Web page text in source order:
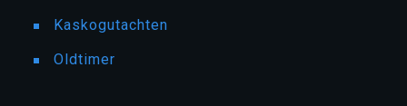
Kaskogutachten
Oldtimer